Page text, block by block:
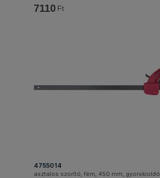
7110 Ft
4755014
asztalos szorító, fém, 450 mm, gyorskioldó